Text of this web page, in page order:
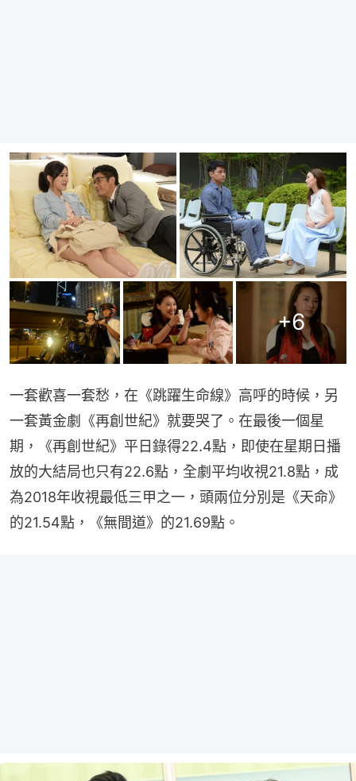
+6
一套歡喜一套愁，在《跳躍生命線》高呼的時候，另
一套黃金劇《再創世紀》就要哭了。在最後一個星
期，《再創世紀》平日錄得22.4點，即使在星期日播
放的大結局也只有22.6點，全劇平均收視21.8點，成
為2018年收視最低三甲之一，頭兩位分別是《天命》
的21.54點，《無間道》的21.69點。